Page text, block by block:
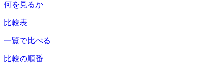
何を見るか
比較表
一覧で比べる
比較の順番